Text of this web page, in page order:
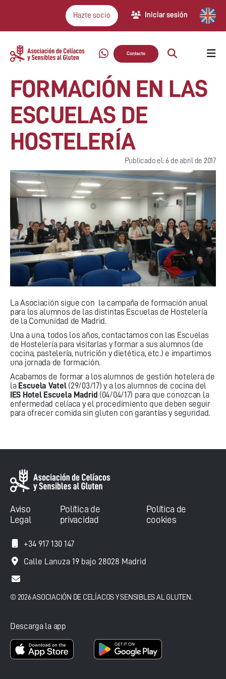
Hazte socio Iniciar sesión
Contacto
FORMACIÓN EN LAS
ESCUELAS DE
HOSTELERÍA
Publicado el: 6 de abril de 2017
La Asociación sigue con la campaña de formación anual
para los alumnos de las distintas Escuelas de Hostelería
de la Comunidad de Madrid.
Una a una, todos los años, contactamos con las Escuelas
de Hostelería para visitarlas y formar a sus alumnos (de
cocina, pastelería, nutrición y dietética, etc.) e impartimos
una jornada de formación.
Acabamos de formar a los alumnos de gestión hotelera de
la Escuela Vatel(29/03/17) y a los alumnos de cocina del
IES Hotel Escuela Madrid (04/04/17) para que conozcan la
enfermedad celíaca y el procedimiento que deben seguir
para ofrecer comida sin gluten con garantías y seguridad.
Aviso
Legal
Política de
privacidad
Política de
cookies
+34 917 130 147
Calle Lanuza 19 bajo 28028 Madrid
© 2026 ASOCIACIÓN DE CELÍACOS Y SENSIBLES AL GLUTEN.
Descarga la app